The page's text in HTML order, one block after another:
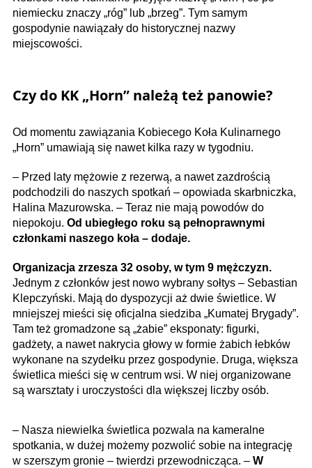
niemiecku znaczy „róg” lub „brzeg”. Tym samym
gospodynie nawiązały do historycznej nazwy
miejscowości.
Czy do KK „Horn” należą też panowie?
Od momentu zawiązania Kobiecego Koła Kulinarnego
„Horn” umawiają się nawet kilka razy w tygodniu.
– Przed laty mężowie z rezerwą, a nawet zazdrością
podchodzili do naszych spotkań – opowiada skarbniczka,
Halina Mazurowska. – Teraz nie mają powodów do
niepokoju. Od ubiegłego roku są pełnoprawnymi
członkami naszego koła – dodaje.
Organizacja zrzesza 32 osoby, w tym 9 mężczyzn.
Jednym z członków jest nowo wybrany sołtys – Sebastian
Klepczyński. Mają do dyspozycji aż dwie świetlice. W
mniejszej mieści się oficjalna siedziba „Kumatej Brygady”.
Tam też gromadzone są „żabie” eksponaty: figurki,
gadżety, a nawet nakrycia głowy w formie żabich łebków
wykonane na szydełku przez gospodynie. Druga, większa
świetlica mieści się w centrum wsi. W niej organizowane
są warsztaty i uroczystości dla większej liczby osób.
– Nasza niewielka świetlica pozwala na kameralne
spotkania, w dużej możemy pozwolić sobie na integrację
w szerszym gronie – twierdzi przewodnicząca. – W